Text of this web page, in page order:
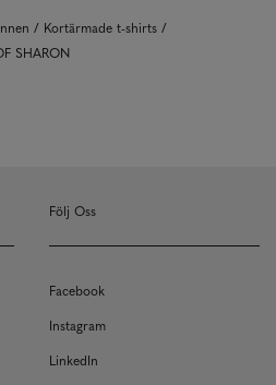
Kortärmade t-shirts
SHARON
Följ Oss
Facebook
Instagram
LinkedIn